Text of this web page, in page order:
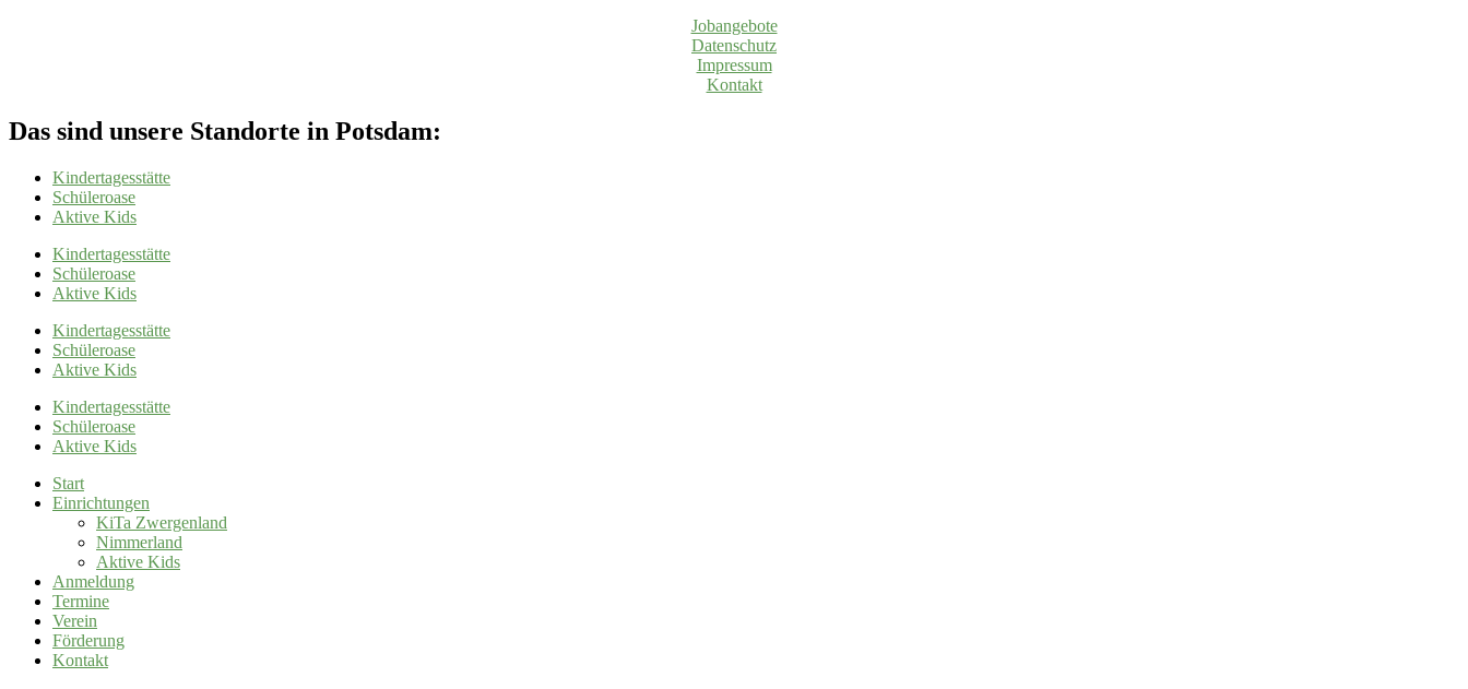
Jobangebote
Datenschutz
Impressum
Kontakt
Das sind unsere Standorte in Potsdam:
Kindertagesstätte
Schüleroase
Aktive Kids
Kindertagesstätte
Schüleroase
Aktive Kids
Kindertagesstätte
Schüleroase
Aktive Kids
Kindertagesstätte
Schüleroase
Aktive Kids
Start
Einrichtungen
KiTa Zwergenland
Nimmerland
Aktive Kids
Anmeldung
Termine
Verein
Förderung
Kontakt